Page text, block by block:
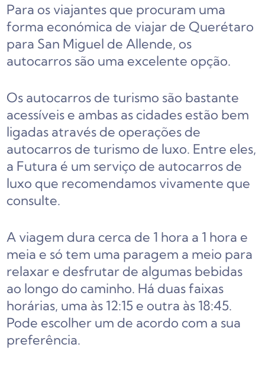
Para os viajantes que procuram uma
forma económica de viajar de Querétaro
para San Miguel de Allende, os
autocarros são uma excelente opção.
Os autocarros de turismo são bastante
acessíveis e ambas as cidades estão bem
ligadas através de operações de
autocarros de turismo de luxo. Entre eles,
a Futura é um serviço de autocarros de
luxo que recomendamos vivamente que
consulte.
A viagem dura cerca de 1 hora a 1 hora e
meia e só tem uma paragem a meio para
relaxar e desfrutar de algumas bebidas
ao longo do caminho. Há duas faixas
horárias, uma às 12:15 e outra às 18:45.
Pode escolher um de acordo com a sua
preferência.